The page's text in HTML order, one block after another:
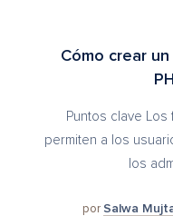
Cómo crear
Puntos clave Los
permiten a los
los
por Salwa